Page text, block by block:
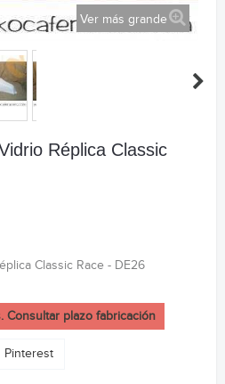
Ver más grande
Réplica Classic
Classic Race - DE26
Consultar plazo fabricación
Pinterest